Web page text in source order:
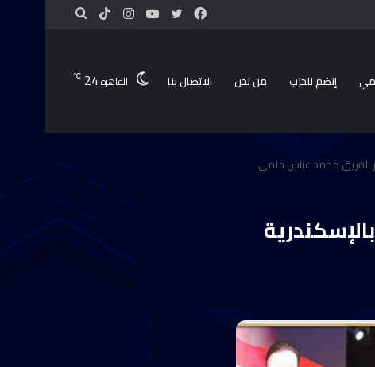
إنضم للحزب من نحن الاتصال بنا القاهرة24
℃
الفريق محمد عباس حلمي